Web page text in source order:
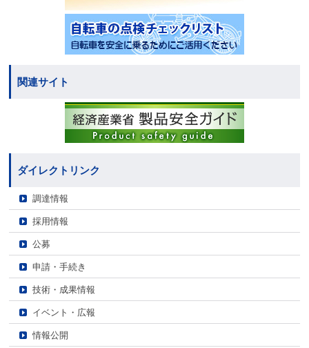
関連サイト
ダイレクトリンク
調達情報
採用情報
公募
申請・手続き
技術・成果情報
イベント・広報
情報公開